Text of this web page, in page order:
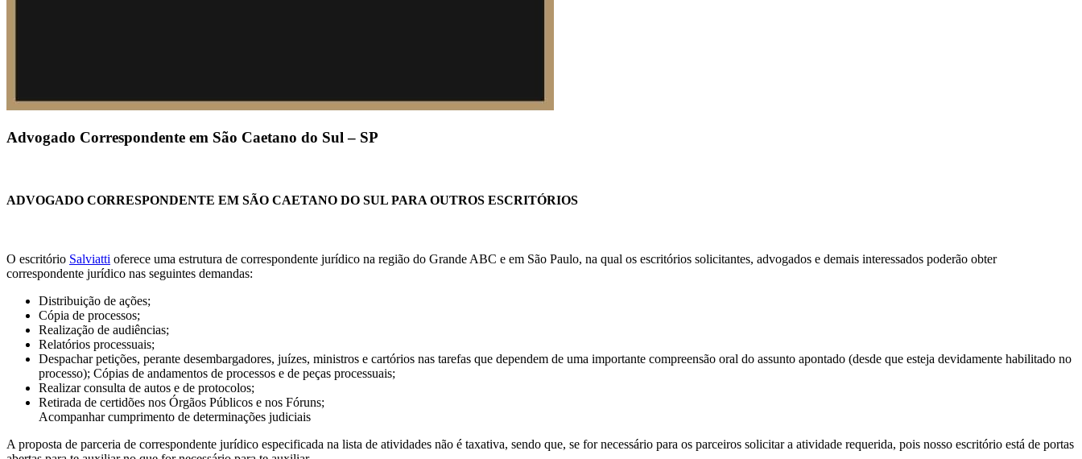
Advogado Correspondente em São Caetano do Sul – SP
ADVOGADO CORRESPONDENTE EM SÃO CAETANO DO SUL PARA OUTROS ESCRITÓRIOS
O escritório Salviatti oferece uma estrutura de correspondente jurídico na região do Grande ABC e em São Paulo, na qual os escritórios solicitantes, advogados e demais interessados poderão obter
correspondente jurídico nas seguintes demandas:
Distribuição de ações;
Cópia de processos;
Realização de audiências;
Relatórios processuais;
Despachar petições, perante desembargadores, juízes, ministros e cartórios nas tarefas que dependem de uma importante compreensão oral do assunto apontado (desde que esteja devidamente habilitado no
processo); Cópias de andamentos de processos e de peças processuais;
Realizar consulta de autos e de protocolos;
Retirada de certidões nos Órgãos Públicos e nos Fóruns;
Acompanhar cumprimento de determinações judiciais
A proposta de parceria de correspondente jurídico especificada na lista de atividades não é taxativa, sendo que, se for necessário para os parceiros solicitar a atividade requerida, pois nosso escritório está de portas